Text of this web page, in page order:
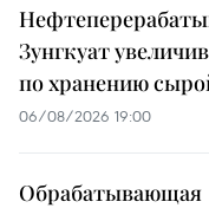
Зунгкуат
по хранению
06/08/2026 19:00
Обрабатывающая